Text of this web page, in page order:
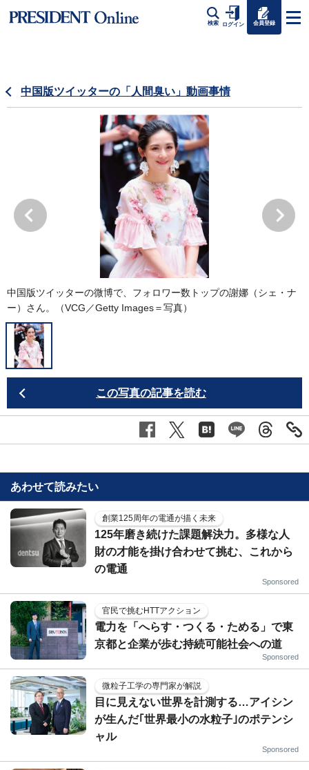
検索 ログイン 会員登録
中国版ツイッターの「人間臭い」動画事情
中国版ツイッターの微博で、フォロワー数トップの謝娜（シェ・ナ
ー）さん。（VCG／Getty Images＝写真）
この写真の記事を読む
あわせて読みたい
創業125周年の電通が描く未来
125年磨き続けた課題解決力。多様な人
財の才能を掛け合わせて挑む、これから
の電通
Sponsored
官民で挑むHTTアクション
電力を「へらす・つくる・ためる」で東
京都と企業が歩む持続可能社会への道
Sponsored
微粒子工学の専門家が解説
目に見えない世界を計測する…アイシン
が生んだ｢世界最小の水粒子｣のポテンシ
ャル
Sponsored